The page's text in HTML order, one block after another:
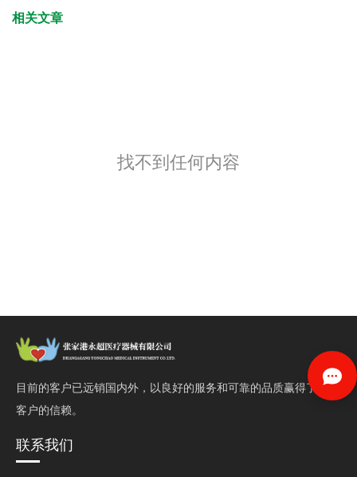
相关文章
找不到任何内容
目前的客户已远销国内外，以良好的服务和可靠的品质赢得了
客户的信赖。
联系我们